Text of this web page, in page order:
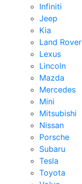
Infiniti
Jeep
Kia
Land Rover
Lexus
Lincoln
Mazda
Mercedes
Mini
Mitsubishi
Nissan
Porsche
Subaru
Tesla
Toyota